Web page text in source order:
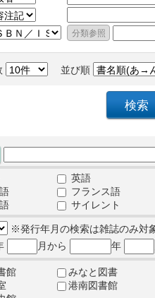
並び順
英語
フランス語
サイレント
※発行年月の検索は雑誌のみ対
月から 年
館
みなと図書
港南図書館